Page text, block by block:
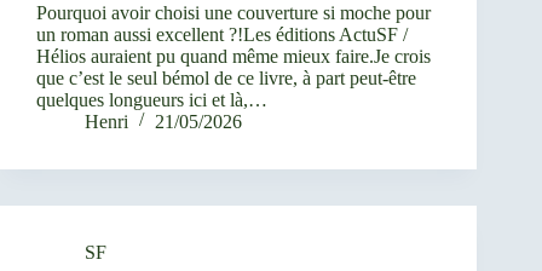
Pourquoi avoir choisi une couverture si moche pour
un roman aussi excellent ?!Les éditions ActuSF /
Hélios auraient pu quand même mieux faire.Je crois
que c’est le seul bémol de ce livre, à part peut-être
quelques longueurs ici et là,…
Henri
21/05/2026
SF